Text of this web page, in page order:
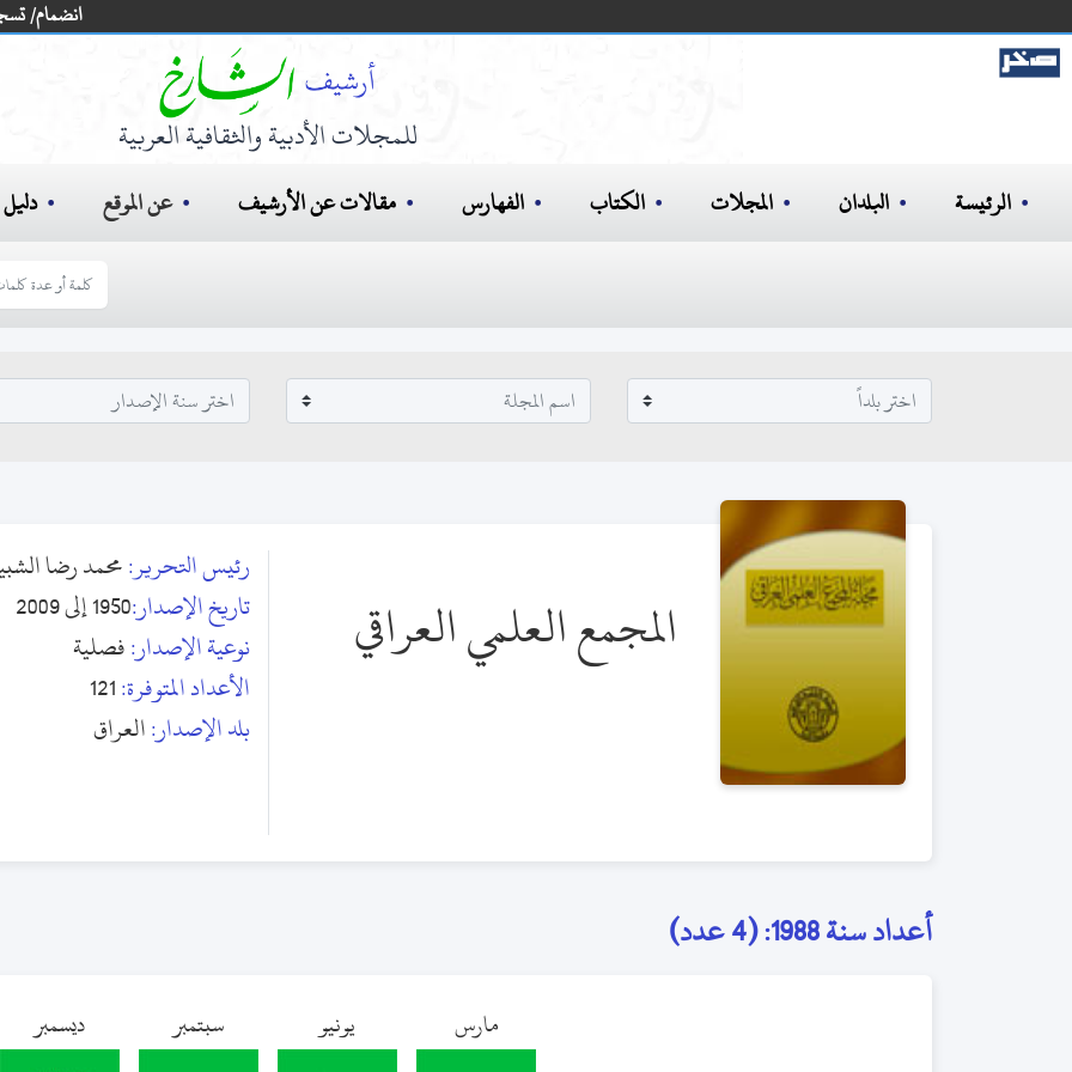
انضمام/
للمجلات الأدبية والثقافية العربية
الرئيسة البلدان المجلات الكتاب الفهارس مقالات عن الأرشيف عن الموقع دليل
المجمع العلمي العراقي
رئيس التحرير:محمد رضا
تاريخ الإصدار:1950 إلى 2009
نوعية الإصدار:فصلية
الأعداد المتوفرة:121
بلد الإصدار:العراق
أعداد سنة 1988: (4 عدد)
مارس يونيو سبتمبر ديسمبر